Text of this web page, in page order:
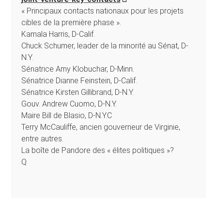
« Principaux contacts nationaux pour les projets
cibles de la première phase ».
Kamala Harris, D-Calif.
Chuck Schumer, leader de la minorité au Sénat, D-
N.Y.
Sénatrice Amy Klobuchar, D-Minn.
Sénatrice Dianne Feinstein, D-Calif.
Sénatrice Kirsten Gillibrand, D-N.Y.
Gouv. Andrew Cuomo, D-N.Y.
Maire Bill de Blasio, D-N.Y.C
Terry McCauliffe, ancien gouverneur de Virginie,
entre autres.
La boîte de Pandore des « élites politiques »?
Q